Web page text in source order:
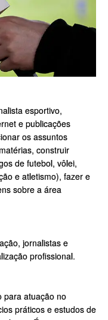
esportivo,
e publicações
os assuntos
construir
de futebol, vôlei,
e atletismo), fazer e
sobre a área
jornalistas e
profissional.
para atuação no
práticos e estudos de